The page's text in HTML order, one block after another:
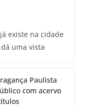
existe na cidade
uma vista
Paulista
com acervo